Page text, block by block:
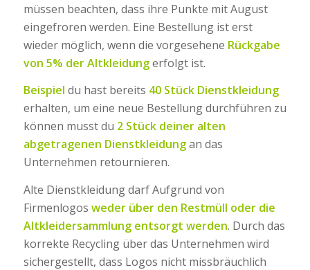
müssen beachten, dass ihre Punkte mit August
eingefroren werden. Eine Bestellung ist erst
wieder möglich, wenn die vorgesehene Rückgabe
von 5% der Altkleidungerfolgt ist.
Beispiel du hast bereits 40 Stück Dienstkleidung
erhalten, um eine neue Bestellung durchführen zu
können musst du 2 Stück deiner alten
abgetragenen Dienstkleidungan das
Unternehmen retournieren.
Alte Dienstkleidung darf Aufgrund von
Firmenlogos weder über den Restmüll oder die
Altkleidersammlung entsorgt werden. Durch das
korrekte Recycling über das Unternehmen wird
sichergestellt, dass Logos nicht missbräuchlich